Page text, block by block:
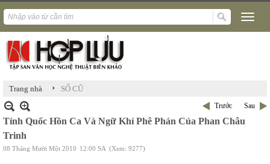
Trang nhà › SỐ CŨ
Trước Sau
Tỉnh Quốc Hồn Ca Và Ngữ Khí Phê Phán Của Phan Châu
Trinh
08 Tháng Mười Một 2010 12:00 SA (Xem: 9277)